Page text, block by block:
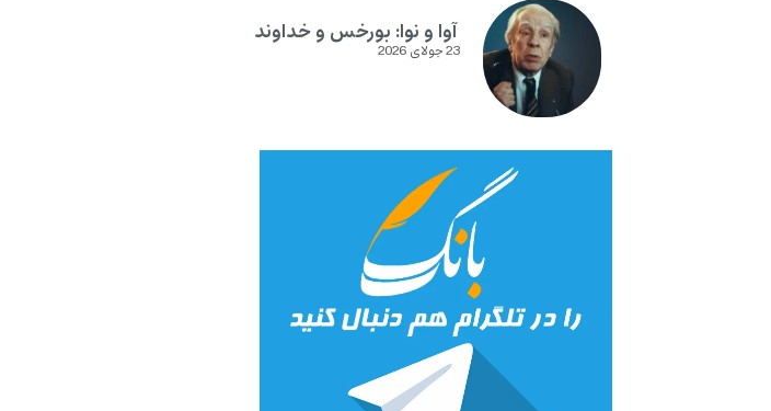
آوا و نوا: بورخس و خداوند
23 جولای 2026